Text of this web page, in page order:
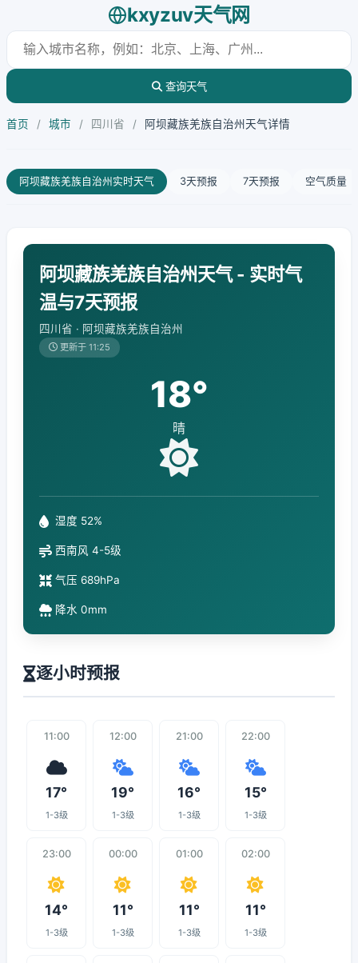
kxyzuv天气网
查询天气
首页 / 城市 / 四川省 / 阿坝藏族羌族自治州天气详情
阿坝藏族羌族自治州实时天气 3天预报 7天预报 空气质量
阿坝藏族羌族自治州天气 - 实时气
温与7天预报
四川省 · 阿坝藏族羌族自治州
更新于 11:25
18°
晴
湿度 52%
西南风 4-5级
气压 689hPa
降水 0mm
逐小时预报
11:00
17°
1-3级
12:00
19°
1-3级
21:00
16°
1-3级
22:00
15°
1-3级
23:00
14°
1-3级
00:00
11°
1-3级
01:00
11°
1-3级
02:00
11°
1-3级